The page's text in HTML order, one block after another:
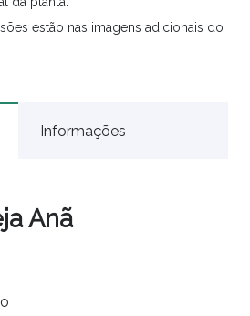
estão nas imagens adicionais do
Informações
Anã